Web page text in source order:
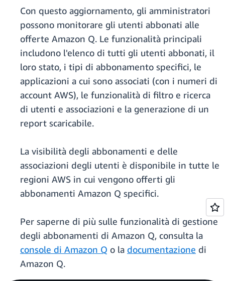
Con questo aggiornamento, gli amministratori
possono monitorare gli utenti abbonati alle
offerte Amazon Q. Le funzionalità principali
includono l'elenco di tutti gli utenti abbonati, il
loro stato, i tipi di abbonamento specifici, le
applicazioni a cui sono associati (con i numeri di
account AWS), le funzionalità di filtro e ricerca
di utenti e associazioni e la generazione di un
report scaricabile.
La visibilità degli abbonamenti e delle
associazioni degli utenti è disponibile in tutte le
regioni AWS in cui vengono offerti gli
abbonamenti Amazon Q specifici.
Per saperne di più sulle funzionalità di gestione
degli abbonamenti di Amazon Q, consulta la
console di Amazon Q o la documentazione di
Amazon Q.